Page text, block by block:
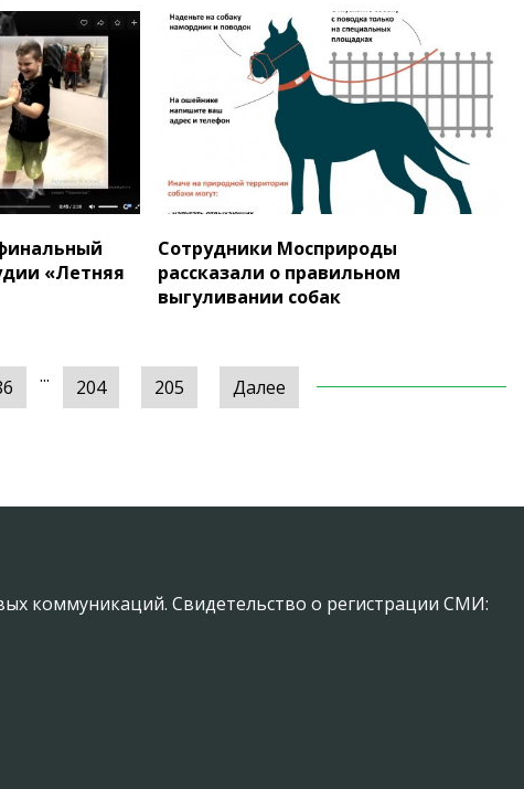
«Летняя
Сотрудники Мосприроды
рассказали о правильном
выгуливании собак
... 204 205 Далее
коммуникаций. Свидетельство о регистрации СМИ: